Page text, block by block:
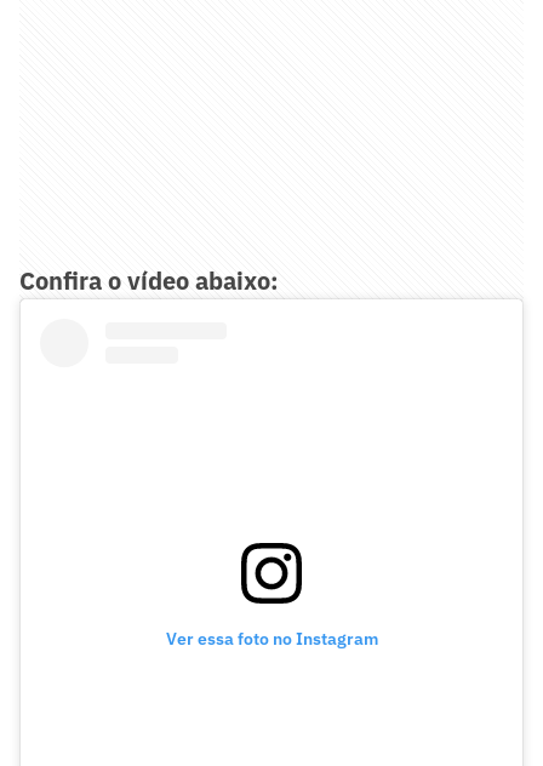
Confira o vídeo abaixo:
Ver essa foto no Instagram